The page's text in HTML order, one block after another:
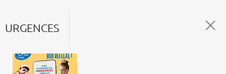
URGENCES